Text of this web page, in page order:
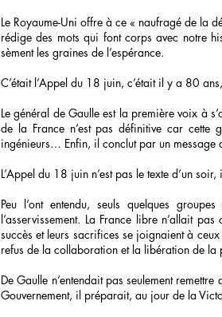
Le Royaume-Uni offre à ce « naufragé de la
rédige des mots qui font corps avec notre
sèment les graines de l’espérance.
C’était l’Appel du 18 juin, c’était il y a 80
Le général de Gaulle est la première voix à
de la France n’est pas définitive car cette
ingénieurs… Enfin, il conclut par un message
L’Appel du 18 juin n’est pas le texte d’un
Peu l’ont entendu, seuls quelques
l’asservissement. La France libre n’allait
succès et leurs sacrifices se joignaient à
refus de la collaboration et la libération de la
De Gaulle n’entendait pas seulement
Gouvernement, il préparait, au jour de la